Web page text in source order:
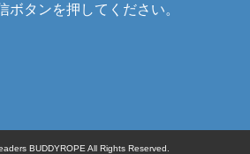
ボタンを押してください。
BUDDYROPE All Rights Reserved.